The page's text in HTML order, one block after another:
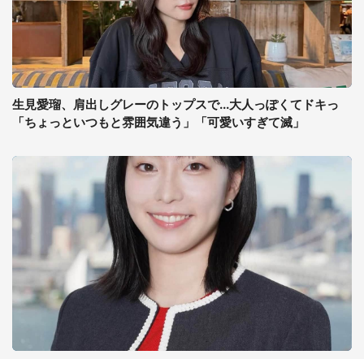
生見愛瑠、肩出しグレーのトップスで...大人っぽくてドキっ
「ちょっといつもと雰囲気違う」「可愛いすぎて滅」